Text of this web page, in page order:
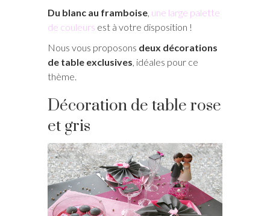
Du blanc au framboise, une large palette
de couleurs est à votre disposition !
Nous vous proposons deux décorations
de table exclusives, idéales pour ce
thème.
Décoration de table rose
et gris